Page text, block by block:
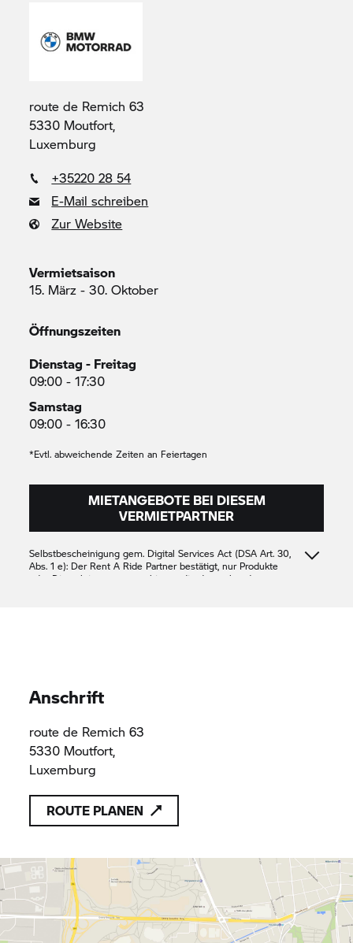
route de Remich 63
5330 Moutfort,
Luxemburg
+35220 28 54
E-Mail schreiben
Zur Website
Vermietsaison
15. März - 30. Oktober
Öffnungszeiten
Dienstag - Freitag
09:00 - 17:30
Samstag
09:00 - 16:30
*Evtl. abweichende Zeiten an Feiertagen
MIETANGEBOTE BEI DIESEM
VERMIETPARTNER
Selbstbescheinigung gem. Digital Services Act (DSA Art. 30,
Abs. 1 e): Der Rent A Ride Partner bestätigt, nur Produkte
oder Dienstleistungen anzubieten, die den geltenden
Anschrift
route de Remich 63
5330 Moutfort,
Luxemburg
ROUTE PLANEN